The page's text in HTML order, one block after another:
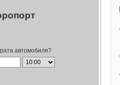
автомобиля?